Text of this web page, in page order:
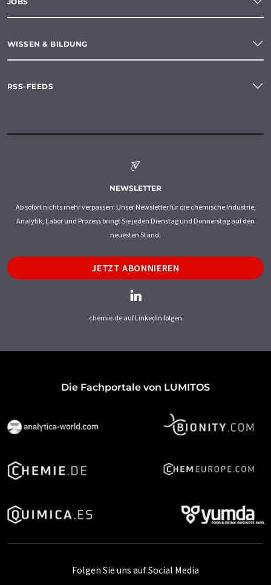
WISSEN & BILDUNG
RSS-FEEDS
NEWSLETTER
Ab sofort nichts mehr verpassen: Unser Newsletter für die chemische Industrie,
Analytik, Labor und Prozess bringt Sie jeden Dienstag und Donnerstag auf den
neuesten Stand.
JETZT ABONNIEREN
chemie.de auf LinkedIn folgen
Die Fachportale von LUMITOS
Folgen Sie uns auf Social Media